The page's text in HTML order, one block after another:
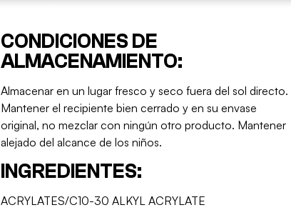
CONDICIONES DE
ALMACENAMIENTO:
Almacenar en un lugar fresco y seco fuera del sol directo.
Mantener el recipiente bien cerrado y en su envase
original, no mezclar con ningún otro producto. Mantener
alejado del alcance de los niños.
INGREDIENTES:
ACRYLATES/C10-30 ALKYL ACRYLATE